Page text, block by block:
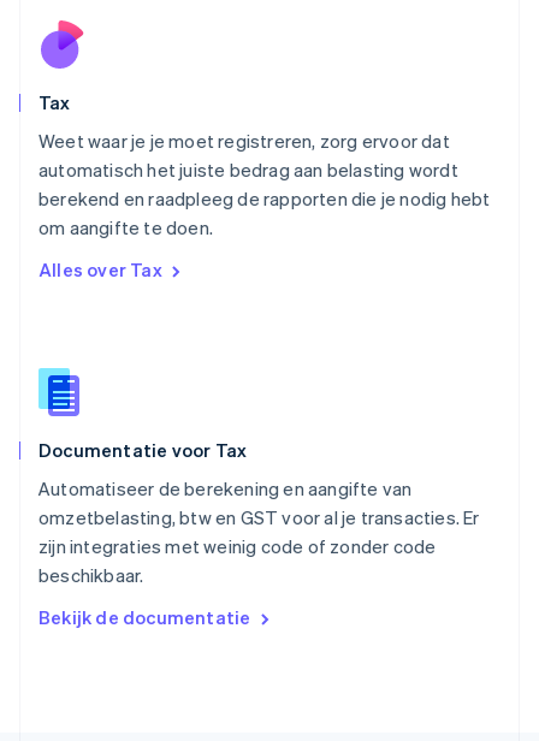
Tax
Weet waar je je moet registreren, zorg ervoor dat
automatisch het juiste bedrag aan belasting wordt
berekend en raadpleeg de rapporten die je nodig hebt
om aangifte te doen.
Alles over Tax
Documentatie voor Tax
Automatiseer de berekening en aangifte van
omzetbelasting, btw en GST voor al je transacties. Er
zijn integraties met weinig code of zonder code
beschikbaar.
Bekijk de documentatie
English
Oostenrijk
English
Portugal
English
Roemenië
English
Singapore
English 简体中文
English
Spanje
Thailand
ไทยEnglish
Tsjechië
Vasteland van China
简体中文English
English